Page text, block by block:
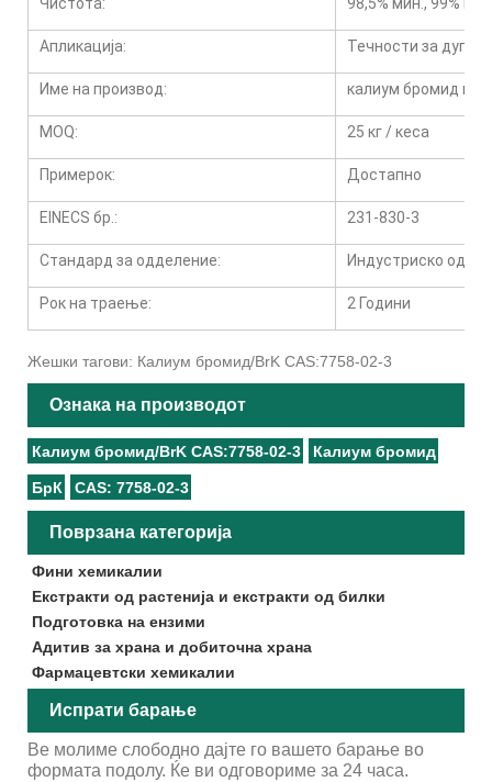
Апликација: Течности за
Име на производ: калиум бромид во
MOQ: 25 кг / кеса
Примерок: Достапно
EINECS бр.: 231-830-3
Стандард за одделение: Индустриско
Рок на траење: 2 Години
Жешки тагови: Калиум бромид/BrK CAS:7758-02-3
Ознака на производот
Калиум бромид/BrK CAS:7758-02-3 Калиум бромид
БрК CAS: 7758-02-3
Поврзана категорија
Фини хемикалии
Екстракти од растенија и екстракти од билки
Подготовка на ензими
Адитив за храна и добиточна храна
Фармацевтски хемикалии
Испрати барање
Ве молиме слободно дајте го вашето барање во
формата подолу. Ќе ви одговориме за 24 часа.